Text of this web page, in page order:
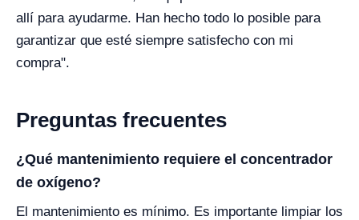
allí para ayudarme. Han hecho todo lo posible para
garantizar que esté siempre satisfecho con mi
compra".
Preguntas frecuentes
¿Qué mantenimiento requiere el concentrador
de oxígeno?
El mantenimiento es mínimo. Es importante limpiar los